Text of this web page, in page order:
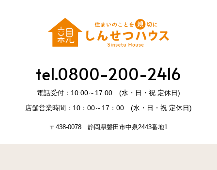
tel.0800-200-2416
電話受付：10:00～17:00 (水・日・祝 定休日)
店舗営業時間：10：00～17：00 (水・日・祝 定休日)
〒438-0078 静岡県磐田市中泉2443番地1